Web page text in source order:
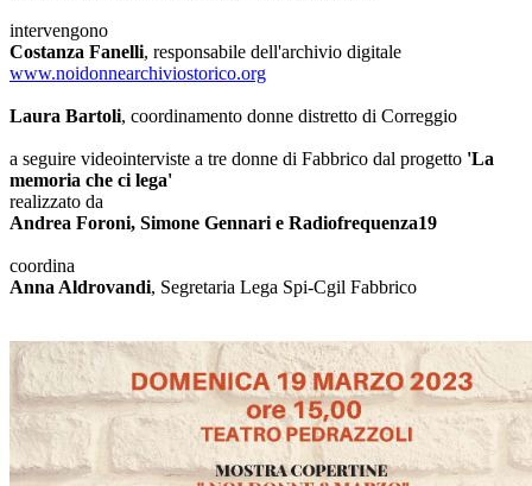
intervengono
Costanza Fanelli, responsabile dell'archivio digitale
www.noidonnearchiviostorico.org
Laura Bartoli, coordinamento donne distretto di Correggio
a seguire videointerviste a tre donne di Fabbrico dal progetto 'La
memoria che ci lega'
realizzato da
Andrea Foroni, Simone Gennari e Radiofrequenza19
coordina
Anna Aldrovandi, Segretaria Lega Spi-Cgil Fabbrico